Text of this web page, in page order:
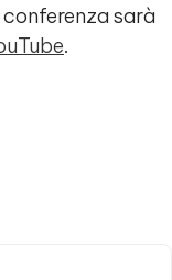
sarà
.